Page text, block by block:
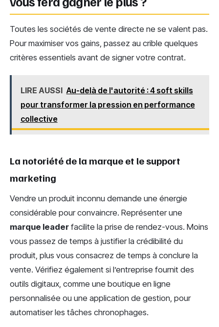
Toutes les sociétés de vente directe ne se valent pas.
Pour maximiser vos gains, passez au crible quelques
critères essentiels avant de signer votre contrat.
LIRE AUSSI Au-delà de l'autorité : 4 soft skills
pour transformer la pression en performance
collective
La notoriété de la marque et le support
marketing
Vendre un produit inconnu demande une énergie
considérable pour convaincre. Représenter une
marque leader facilite la prise de rendez-vous. Moins
vous passez de temps à justifier la crédibilité du
produit, plus vous consacrez de temps à conclure la
vente. Vérifiez également si l’entreprise fournit des
outils digitaux, comme une boutique en ligne
personnalisée ou une application de gestion, pour
automatiser les tâches chronophages.